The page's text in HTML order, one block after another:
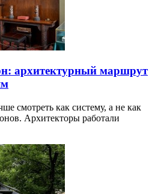
архитектурный маршрут
смотреть как систему, а не как
Архитекторы работали